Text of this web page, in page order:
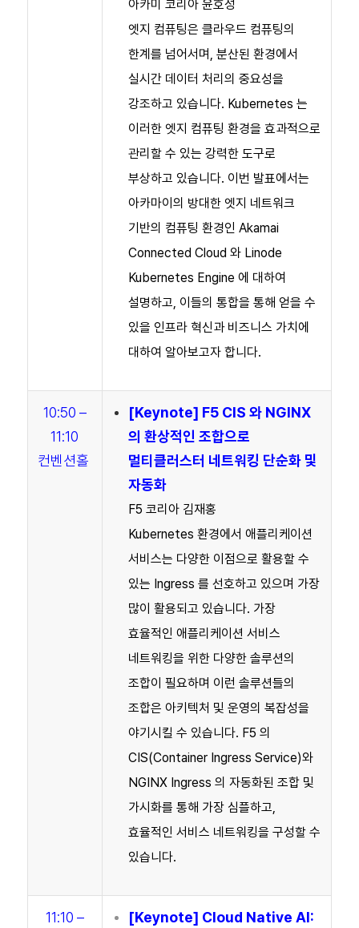
아카미 코리아 윤호성
엣지 컴퓨팅은 클라우드 컴퓨팅의
한계를 넘어서며, 분산된 환경에서
실시간 데이터 처리의 중요성을
강조하고 있습니다. Kubernetes 는
이러한 엣지 컴퓨팅 환경을 효과적으로
관리할 수 있는 강력한 도구로
부상하고 있습니다. 이번 발표에서는
아카마이의 방대한 엣지 네트워크
기반의 컴퓨팅 환경인 Akamai
Connected Cloud 와 Linode
Kubernetes Engine 에 대하여
설명하고, 이들의 통합을 통해 얻을 수
있을 인프라 혁신과 비즈니스 가치에
대하여 알아보고자 합니다.
10:50 –
11:10
컨벤션홀
[Keynote] F5 CIS 와 NGINX
의 환상적인 조합으로
멀티클러스터 네트워킹 단순화 및
자동화
F5 코리아 김재홍
Kubernetes 환경에서 애플리케이션
서비스는 다양한 이점으로 활용할 수
있는 Ingress 를 선호하고 있으며 가장
많이 활용되고 있습니다. 가장
효율적인 애플리케이션 서비스
네트워킹을 위한 다양한 솔루션의
조합이 필요하며 이런 솔루션들의
조합은 아키텍처 및 운영의 복잡성을
야기시킬 수 있습니다. F5 의
CIS(Container Ingress Service)와
NGINX Ingress 의 자동화된 조합 및
가시화를 통해 가장 심플하고,
효율적인 서비스 네트워킹을 구성할 수
있습니다.
11:10 –
[Keynote] Cloud Native AI: